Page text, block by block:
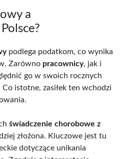
a
podlega podatkom, co wynika
Zarówno pracownicy, jak i
go w swoich rocznych
istotne, zasiłek ten wchodzi
świadczenie chorobowe z
złożona. Kluczowe jest tu
dotyczące unikania